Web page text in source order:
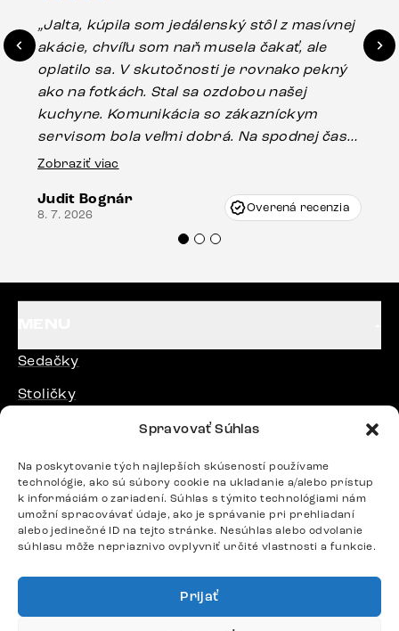
Spravovať Súhlas
Na poskytovanie tých najlepších skúseností používame
technológie, ako sú súbory cookie na ukladanie a/alebo prístup
k informáciám o zariadení. Súhlas s týmito technológiami nám
umožní spracovávať údaje, ako je správanie pri prehliadaní
alebo jedinečné ID na tejto stránke. Nesúhlas alebo odvolanie
súhlasu môže nepriaznivo ovplyvniť určité vlastnosti a funkcie.
Prijať
„Jalta, kúpila som jedálenský stôl z masívnej
akácie, chvíľu som naň musela čakať, ale
oplatilo sa. V skutočnosti je rovnako pekný
ako na fotkách. Stal sa ozdobou našej
kuchyne. Komunikácia so zákazníckym
servisom bola veľmi dobrá. Na spodnej časti
stola bolo malé poškodenie, pravdepodobne
Vincze pri riešení mojej záležitosti pristúpili
veľmi korektne. Odporúčam produkty Delife
Zobraziť viac
Judit Bognár
8. 7. 2026 Overená recenzia
Sedačky
Stoličky
Stoly
DÔLEŽITÉ ODKAZY